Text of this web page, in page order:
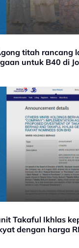
titah rancang
untuk B40 di
Takaful Ikhlas
dengan harga